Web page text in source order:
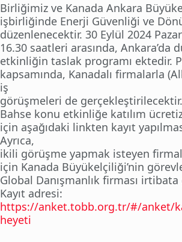
Birliğimiz ve Kanada Ankara
işbirliğinde Enerji Güvenliği ve
düzenlenecektir. 30 Eylül 2024
16.30 saatleri arasında, Ankara’da
etkinliğin taslak programı ektedir.
kapsamında, Kanadalı firmalarla
iş
görüşmeleri de gerçekleştirilecektir.
Bahse konu etkinliğe katılım
için aşağıdaki linkten kayıt
Ayrıca,
ikili görüşme yapmak isteyen
için Kanada Büyükelçiliği’nin
Global Danışmanlık firması
Kayıt adresi:
https://anket.tobb.org.tr/#/anket/
heyeti